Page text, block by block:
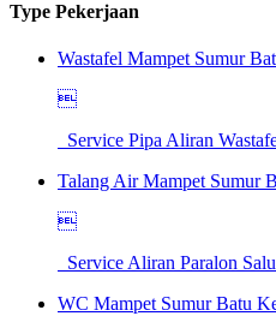
Type Pekerjaan
Wastafel Mampet Sumur

Service Pipa Aliran
Talang Air Mampet Sumur

Service Aliran Paralon
WC Mampet Sumur Batu